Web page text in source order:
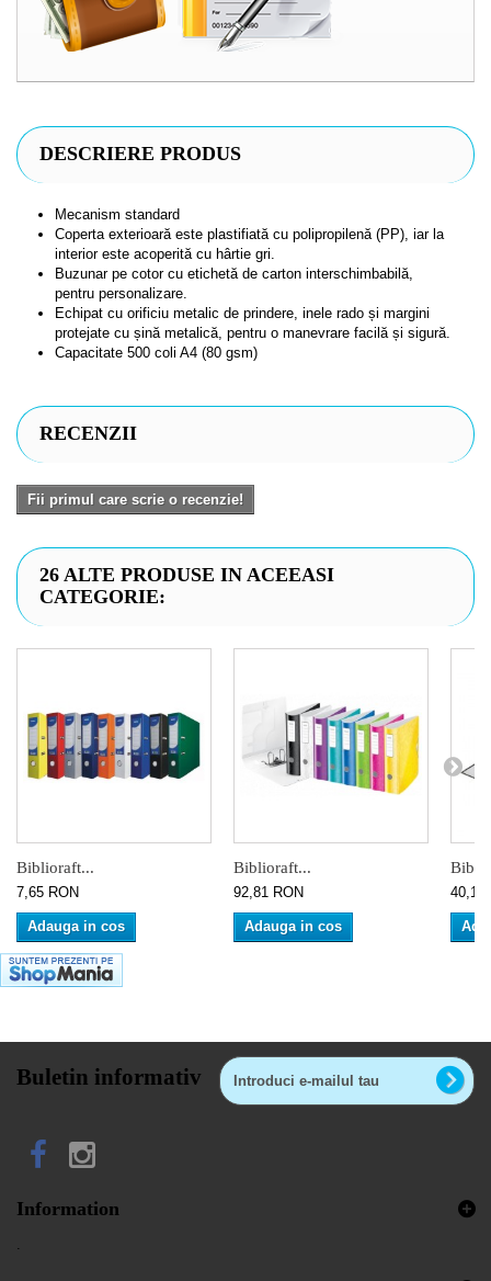
DESCRIERE PRODUS
Mecanism standard
Coperta exterioară este plastifiată cu polipropilenă (PP), iar la
interior este acoperită cu hârtie gri.
Buzunar pe cotor cu etichetă de carton interschimbabilă,
pentru personalizare.
Echipat cu orificiu metalic de prindere, inele rado și margini
protejate cu șină metalică, pentru o manevrare facilă și sigură.
Capacitate 500 coli A4 (80 gsm)
RECENZII
Fii primul care scrie o recenzie!
26 ALTE PRODUSE IN ACEEASI
CATEGORIE:
Biblioraft...
7,65 RON
Adauga in cos
Biblioraft...
92,81 RON
Adauga in cos
40,16
Buletin informativ
Information
.